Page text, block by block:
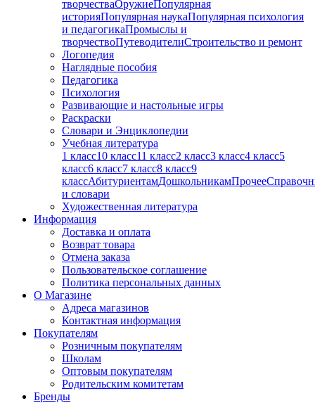
творчестваОружиеПопулярная
историяПопулярная наукаПопулярная психология
и педагогикаПромыслы и
творчествоПутеводителиСтроительство и ремонт
Логопедия
Наглядные пособия
Педагогика
Психология
Развивающие и настольные игры
Раскраски
Словари и Энциклопедии
Учебная литература
1 класс10 класс11 класс2 класс3 класс4 класс5
класс6 класс7 класс8 класс9
классАбитуриентамДошкольникамПрочее
и словари
Художественная литература
Информация
Доставка и оплата
Возврат товара
Отмена заказа
Пользовательское соглашение
Политика персональных данных
О Магазине
Адреса магазинов
Контактная информация
Покупателям
Розничным покупателям
Школам
Оптовым покупателям
Родительским комитетам
Бренды